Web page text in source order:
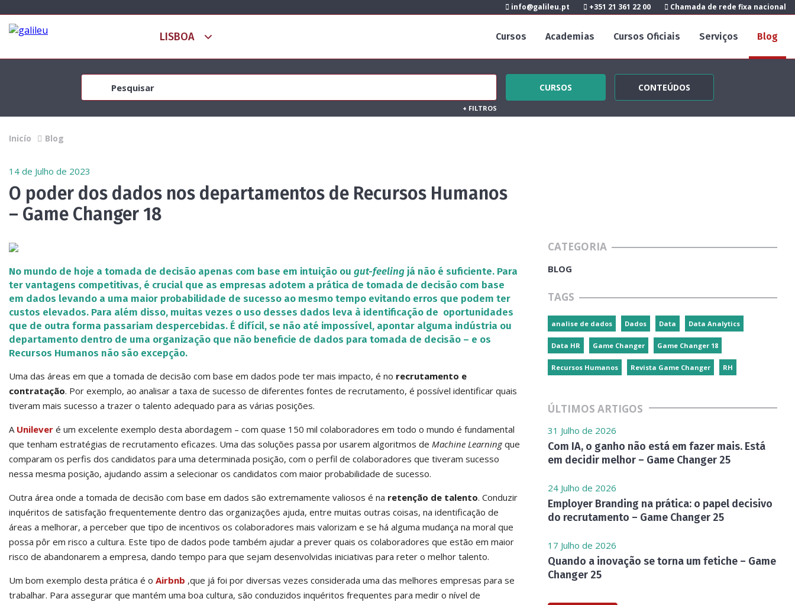
info@galileu.pt +351 21 361 22 00 Chamada de rede fixa nacional
Cursos Academias Cursos Oficiais Serviços Blog
CURSOS CONTEÚDOS
+ FILTROS
Inicío Blog
14 de Julho de 2023
O poder dos dados nos departamentos de Recursos Humanos
– Game Changer 18
No mundo de hoje a tomada de decisão apenas com base em intuição ou gut-feeling já não é suficiente. Para
ter vantagens competitivas, é crucial que as empresas adotem a prática de tomada de decisão com base
em dados levando a uma maior probabilidade de sucesso ao mesmo tempo evitando erros que podem ter
custos elevados. Para além disso, muitas vezes o uso desses dados leva à identificação de oportunidades
que de outra forma passariam despercebidas. É difícil, se não até impossível, apontar alguma indústria ou
departamento dentro de uma organização que não beneficie de dados para tomada de decisão – e os
Recursos Humanos não são excepção.
Uma das áreas em que a tomada de decisão com base em dados pode ter mais impacto, é no recrutamento e
contratação. Por exemplo, ao analisar a taxa de sucesso de diferentes fontes de recrutamento, é possível identificar quais
tiveram mais sucesso a trazer o talento adequado para as várias posições.
A Unilever é um excelente exemplo desta abordagem – com quase 150 mil colaboradores em todo o mundo é fundamental
que tenham estratégias de recrutamento eficazes. Uma das soluções passa por usarem algoritmos de Machine Learningque
comparam os perfis dos candidatos para uma determinada posição, com o perfil de colaboradores que tiveram sucesso
nessa mesma posição, ajudando assim a selecionar os candidatos com maior probabilidade de sucesso.
Outra área onde a tomada de decisão com base em dados são extremamente valiosos é na retenção de talento. Conduzir
inquéritos de satisfação frequentemente dentro das organizações ajuda, entre muitas outras coisas, na identificação de
áreas a melhorar, a perceber que tipo de incentivos os colaboradores mais valorizam e se há alguma mudança na moral que
possa pôr em risco a cultura. Este tipo de dados pode também ajudar a prever quais os colaboradores que estão em maior
risco de abandonarem a empresa, dando tempo para que sejam desenvolvidas iniciativas para reter o melhor talento.
Um bom exemplo desta prática é o Airbnb ,que já foi por diversas vezes considerada uma das melhores empresas para se
trabalhar. Para assegurar que mantém uma boa cultura, são conduzidos inquéritos frequentes para medir o nível de
CATEGORIA
BLOG
TAGS
analise de dados Dados Data Data Analytics
Data HR Game Changer Game Changer 18
Recursos Humanos Revista Game Changer RH
ÚLTIMOS ARTIGOS
31 Julho de 2026
Com IA, o ganho não está em fazer mais. Está
em decidir melhor – Game Changer 25
24 Julho de 2026
Employer Branding na prática: o papel decisivo
do recrutamento – Game Changer 25
17 Julho de 2026
Quando a inovação se torna um fetiche – Game
Changer 25